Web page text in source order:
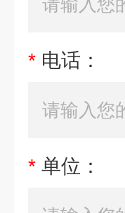
* 电话：
* 单位：